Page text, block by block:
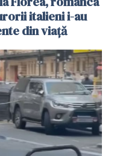
italieni i-au
din viață